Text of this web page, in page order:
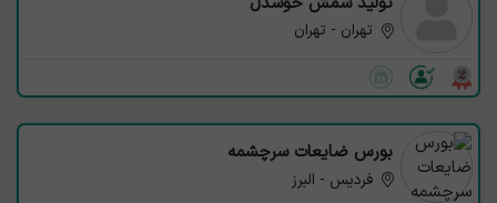
تهران - تهران
بورس ضایعات سرچشمه
فردیس - البرز